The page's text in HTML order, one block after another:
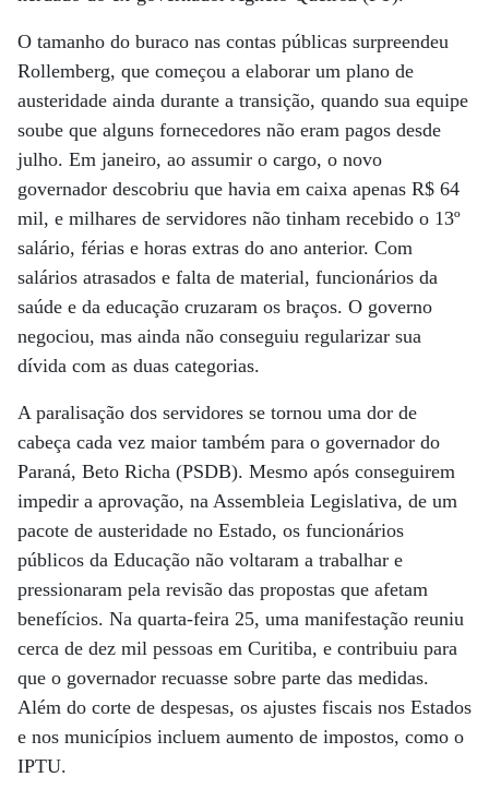
O tamanho do buraco nas contas públicas surpreendeu
Rollemberg, que começou a elaborar um plano de
austeridade ainda durante a transição, quando sua equipe
soube que alguns fornecedores não eram pagos desde
julho. Em janeiro, ao assumir o cargo, o novo
governador descobriu que havia em caixa apenas R$ 64
mil, e milhares de servidores não tinham recebido o 13º
salário, férias e horas extras do ano anterior. Com
salários atrasados e falta de material, funcionários da
saúde e da educação cruzaram os braços. O governo
negociou, mas ainda não conseguiu regularizar sua
dívida com as duas categorias.
A paralisação dos servidores se tornou uma dor de
cabeça cada vez maior também para o governador do
Paraná, Beto Richa (PSDB). Mesmo após conseguirem
impedir a aprovação, na Assembleia Legislativa, de um
pacote de austeridade no Estado, os funcionários
públicos da Educação não voltaram a trabalhar e
pressionaram pela revisão das propostas que afetam
benefícios. Na quarta-feira 25, uma manifestação reuniu
cerca de dez mil pessoas em Curitiba, e contribuiu para
que o governador recuasse sobre parte das medidas.
Além do corte de despesas, os ajustes fiscais nos Estados
e nos municípios incluem aumento de impostos, como o
IPTU.